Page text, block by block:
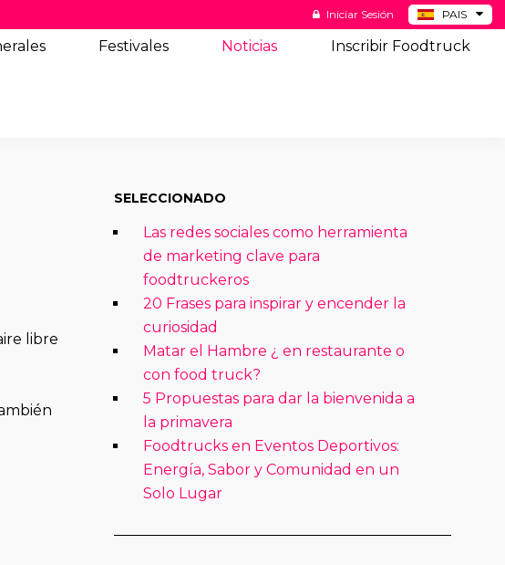
PAIS
Iniciar Sesión
Festivales Noticias Inscribir Foodtruck
libre
SELECCIONADO
Las redes sociales como herramienta
de marketing clave para
foodtruckeros
20 Frases para inspirar y encender la
curiosidad
Matar el Hambre ¿ en restaurante o
con food truck?
5 Propuestas para dar la bienvenida a
la primavera
Foodtrucks en Eventos Deportivos:
Energía, Sabor y Comunidad en un
Solo Lugar